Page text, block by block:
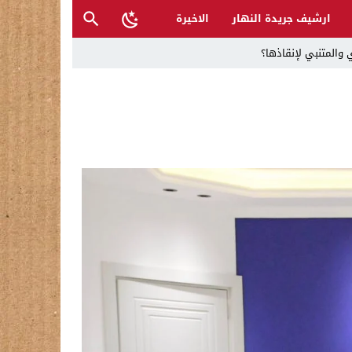
ارشيف جريدة النهار
الاخيرة
لإنقاذها؟